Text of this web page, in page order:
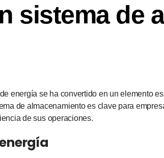
sistema de
energía se ha convertido en un elemento
de almacenamiento es clave para
de sus operaciones.